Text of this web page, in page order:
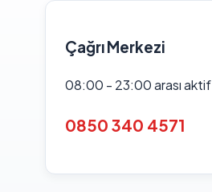
Çağrı Merkezi
08:00 - 23:00 arası
0850 340 4571